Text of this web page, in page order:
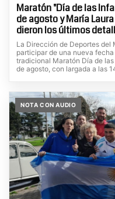
Maratón "Día de las
de agosto y María
dieron los últimos
La Dirección de Deportes del
participar de una nueva
tradicional Maratón Día de
de agosto, con largada a las
NOTA CON AUDIO